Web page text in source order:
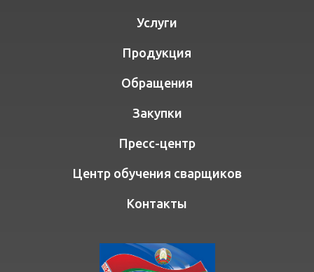
Услуги
Продукция
Обращения
Закупки
Пресс-центр
Центр обучения сварщиков
Контакты